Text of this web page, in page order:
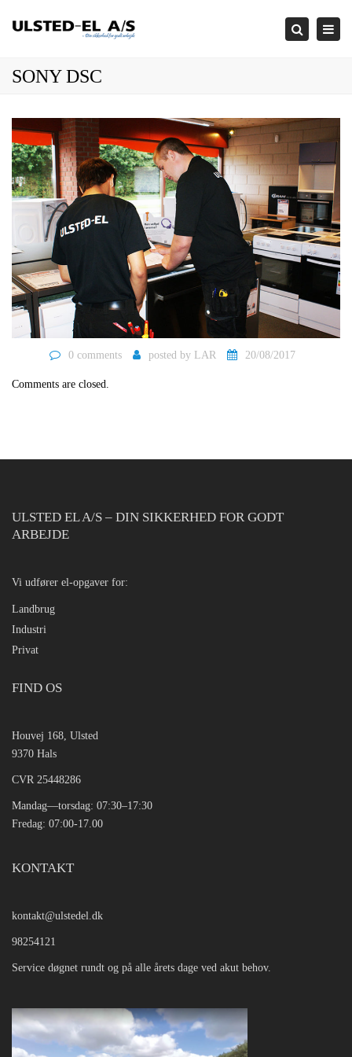
Search
SONY DSC
0 comments posted by LAR 20/08/2017
Comments are closed.
ULSTED EL A/S – DIN SIKKERHED FOR GODT
ARBEJDE
Vi udfører el-opgaver for:
Landbrug
Industri
Privat
FIND OS
Houvej 168, Ulsted
9370 Hals
CVR 25448286
Mandag—torsdag: 07:30–17:30
Fredag: 07:00-17.00
KONTAKT
kontakt@ulstedel.dk
98254121
Service døgnet rundt og på alle årets dage ved akut behov.